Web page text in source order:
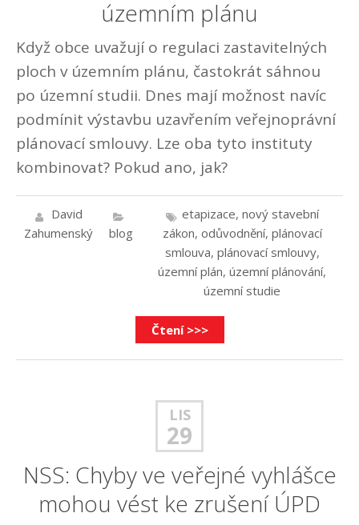
územním plánu
Když obce uvažují o regulaci zastavitelných
ploch v územním plánu, častokrát sáhnou
po územní studii. Dnes mají možnost navíc
podmínit výstavbu uzavřením veřejnoprávní
plánovací smlouvy. Lze oba tyto instituty
kombinovat? Pokud ano, jak?
David
Zahumenský
blog
etapizace, nový stavební
zákon, odůvodnění, plánovací
smlouva, plánovací smlouvy,
územní plán, územní plánování,
územní studie
Čtení >>>
LIS
29
NSS: Chyby ve veřejné vyhlášce
mohou vést ke zrušení ÚPD